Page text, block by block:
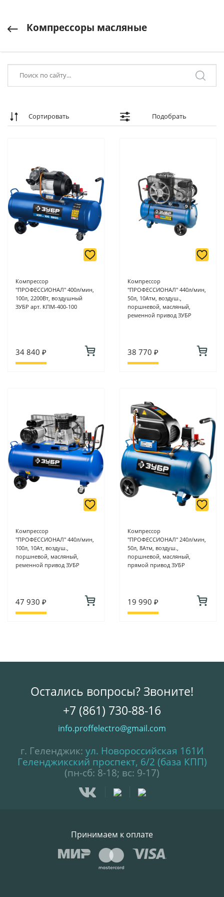
Компрессоры масляные
Сортировать Подобрать
Компрессор
"ПРОФЕССИОНАЛ" 400л/мин,
100л, 2200Вт, воздушный
ЗУБР арт. КПМ-400-100
34 840 ₽
Компрессор
"ПРОФЕССИОНАЛ" 440л/мин,
50л, 10Атм, воздуш.,
поршневой, масляный,
ременной привод ЗУБР
38 770 ₽
Компрессор
"ПРОФЕССИОНАЛ" 440л/мин,
100л, 10Ат, воздуш.,
поршневой, масляный,
ременной привод ЗУБР
47 930 ₽
Компрессор
"ПРОФЕССИОНАЛ" 240л/мин,
50л, 8Атм, воздуш.,
поршневой, масляный,
прямой привод ЗУБР
19 990 ₽
Остались вопросы? Звоните!
+7 (861) 730-88-16
info.proffelectro@gmail.com
г. Геленджик: ул. Новороссийская 161И
Геленджикский проспект, 6/2 (база КПП)
(пн-сб: 8-18; вс: 9-17)
Принимаем к оплате